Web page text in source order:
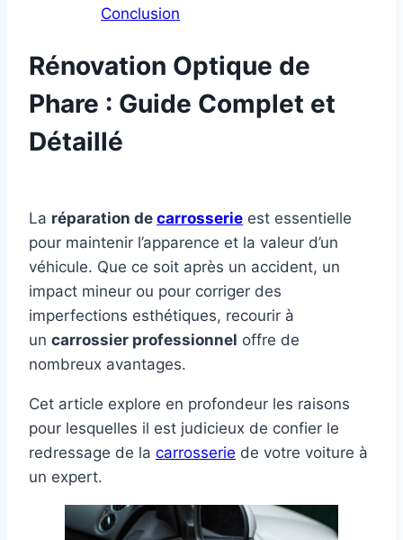
Conclusion
Rénovation Optique de
Phare : Guide Complet et
Détaillé
La réparation de carrosserie est essentielle
pour maintenir l’apparence et la valeur d’un
véhicule. Que ce soit après un accident, un
impact mineur ou pour corriger des
imperfections esthétiques, recourir à
un carrossier professionnel offre de
nombreux avantages.
Cet article explore en profondeur les raisons
pour lesquelles il est judicieux de confier le
redressage de la carrosserie de votre voiture à
un expert.